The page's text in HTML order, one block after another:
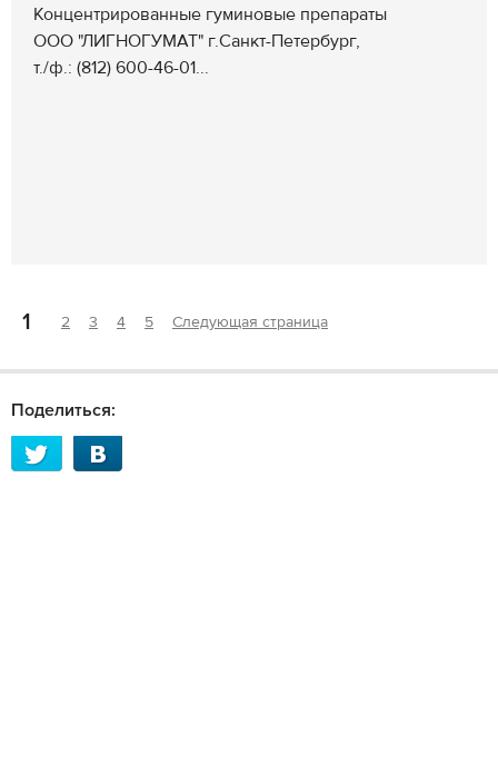
Концентрированные гуминовые препараты
ООО "ЛИГНОГУМАТ" г.Санкт-Петербург,
т./ф.: (812) 600-46-01...
1 2 3 4 5 Следующая страница
Поделиться: